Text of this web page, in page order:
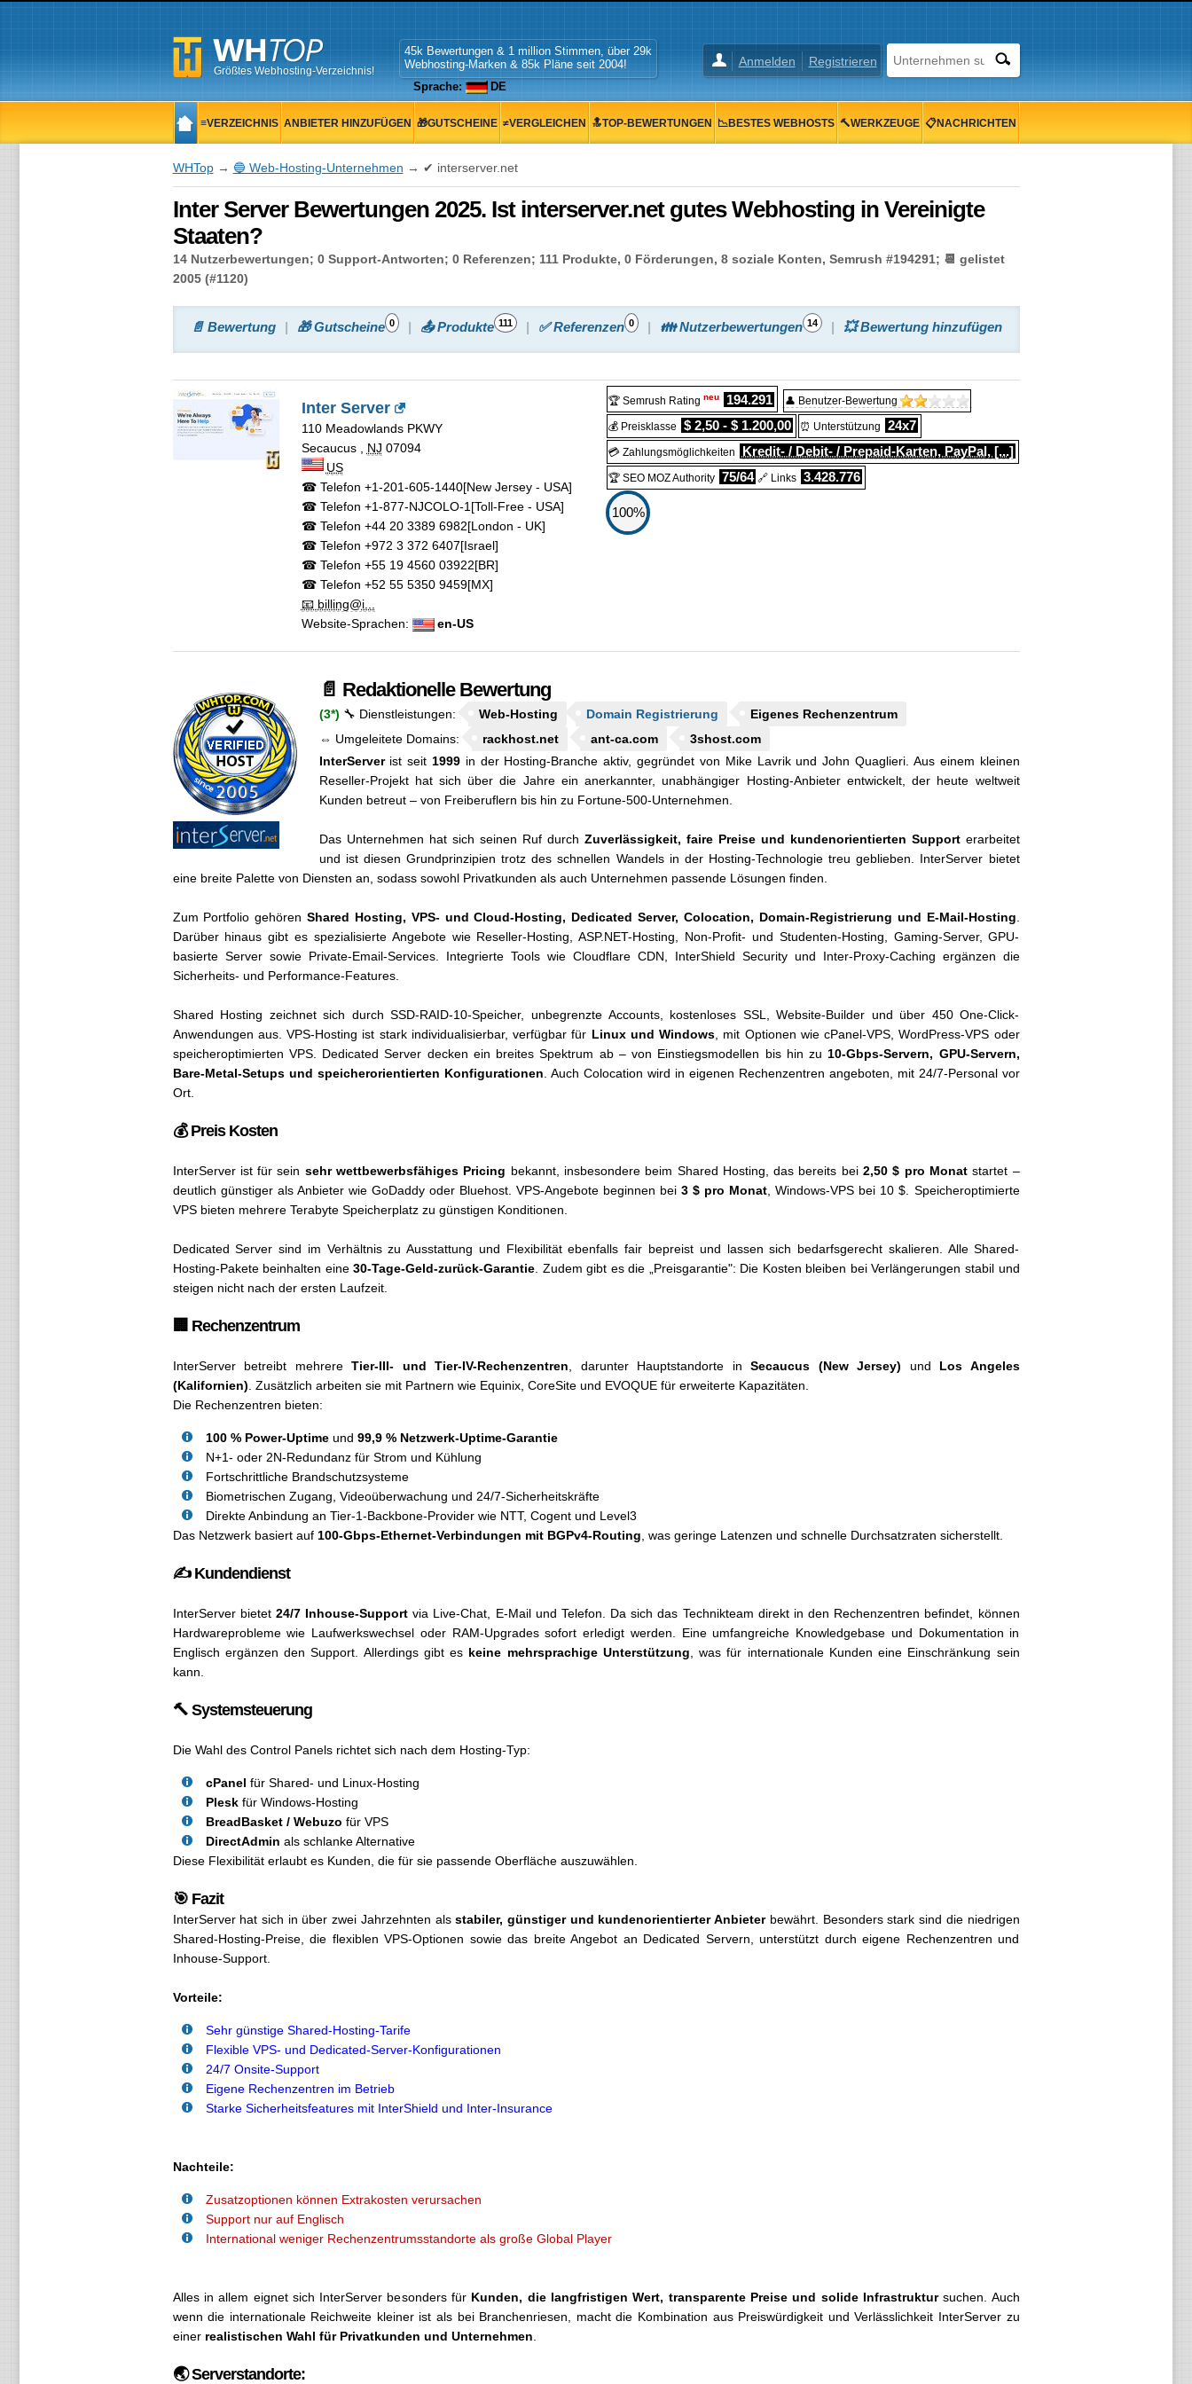
Größtes Webhosting-Verzeichnis!
Anmelden Registrieren
45k Bewertungen & 1 million Stimmen, über 29k
Webhosting-Marken & 85k Pläne seit 2004!
Sprache:
DE
≡VERZEICHNIS ANBIETER HINZUFÜGEN 🎁GUTSCHEINE ≠VERGLEICHEN 🔝TOP-BEWERTUNGEN 📉BESTES WEBHOSTS 🔨WERKZEUGE 📋NACHRICHTEN
WHTop→ 🔵 Web-Hosting-Unternehmen → ✔ interserver.net
Inter Server Bewertungen 2025. Ist interserver.net gutes Webhosting in Vereinigte
Staaten?
14 Nutzerbewertungen; 0 Support-Antworten; 0 Referenzen; 111 Produkte, 0 Förderungen, 8 soziale Konten, Semrush #194291; 📆 gelistet
2005 (#1120)
📄 Bewertung 🎁 Gutscheine 0 📤 Produkte 111 ✅ Referenzen 0 👪 Nutzerbewertungen 14 💥 Bewertung hinzufügen
Inter Server
110 Meadowlands PKWY
Secaucus, NJ 07094
US
☎ Telefon +1-201-605-1440[New Jersey - USA]
☎ Telefon +1-877-NJCOLO-1 [Toll-Free - USA]
☎ Telefon +44 20 3389 6982[London - UK]
☎ Telefon +972 3 372 6407[Israel]
☎ Telefon +55 19 4560 03922[BR]
☎ Telefon +52 55 5350 9459[MX]
📧 billing@i...
Website-Sprachen:
en-US
🏆 Semrush Rating neu 194.291 👤 Benutzer-Bewertung
💰 Preisklasse $ 2,50 - $ 1.200,00 ⏰ Unterstützung 24x7
💳 Zahlungsmöglichkeiten Kredit- / Debit- / Prepaid-Karten, PayPal, [...]
🏆 SEO MOZ Authority 75/64 🔗 Links 3.428.776
100%
📄 Redaktionelle Bewertung
(3*) 🔧 Dienstleistungen: Web-Hosting Domain Registrierung
Eigenes Rechenzentrum
⇔ Umgeleitete Domains:
rackhost.net ant-ca.com
3shost.com
InterServerist seit 1999in der Hosting-Branche aktiv, gegründet von Mike Lavrik und John Quaglieri. Aus einem kleinen
Reseller-Projekt hat sich über die Jahre ein anerkannter, unabhängiger Hosting-Anbieter entwickelt, der heute weltweit
Kunden betreut – von Freiberuflern bis hin zu Fortune-500-Unternehmen.
Das Unternehmen hat sich seinen Ruf durch Zuverlässigkeit, faire Preise und kundenorientierten Supporterarbeitet
und ist diesen Grundprinzipien trotz des schnellen Wandels in der Hosting-Technologie treu geblieben. InterServer bietet
eine breite Palette von Diensten an, sodass sowohl Privatkunden als auch Unternehmen passende Lösungen finden.
Zum Portfolio gehörenShared Hosting, VPS- und Cloud-Hosting, Dedicated Server, Colocation, Domain-Registrierung und E-Mail-Hosting
Darüber hinaus gibt es spezialisierte Angebote wie Reseller-Hosting, ASP.NET-Hosting, Non-Profit- und Studenten-Hosting, Gaming-Server, GPU-
basierte Server sowie Private-Email-Services. Integrierte Tools wie Cloudflare CDN, InterShield Security und Inter-Proxy-Caching ergänzen die
Sicherheits- und Performance-Features.
Shared Hosting zeichnet sich durch SSD-RAID-10-Speicher, unbegrenzte Accounts, kostenloses SSL, Website-Builder und über 450 One-Click-
Anwendungen aus. VPS-Hosting ist stark individualisierbar, verfügbar für Linux und Windows , mit Optionen wie cPanel-VPS, WordPress-VPS oder
speicheroptimierten VPS. Dedicated Server decken ein breites Spektrum ab – von Einstiegsmodellen bis hin zu 10-Gbps-Servern, GPU-Servern,
Bare-Metal-Setups und speicherorientierten Konfigurationen . Auch Colocation wird in eigenen Rechenzentren angeboten, mit 24/7-Personal vor
Ort.
💰 Preis Kosten
InterServer ist für sein sehr wettbewerbsfähiges Pricing bekannt, insbesondere beim Shared Hosting, das bereits bei2,50 $ pro Monatstartet –
deutlich günstiger als Anbieter wie GoDaddy oder Bluehost. VPS-Angebote beginnen bei3 $ pro Monat , Windows-VPS bei 10 $. Speicheroptimierte
VPS bieten mehrere Terabyte Speicherplatz zu günstigen Konditionen.
Dedicated Server sind im Verhältnis zu Ausstattung und Flexibilität ebenfalls fair bepreist und lassen sich bedarfsgerecht skalieren. Alle Shared-
Hosting-Pakete beinhalten eine30-Tage-Geld-zurück-Garantie . Zudem gibt es die „Preisgarantie": Die Kosten bleiben bei Verlängerungen stabil und
steigen nicht nach der ersten Laufzeit.
🏢 Rechenzentrum
InterServer betreibt mehrere Tier-III- und Tier-IV-Rechenzentren , darunter Hauptstandorte in Secaucus (New Jersey) und Los Angeles
(Kalifornien) . Zusätzlich arbeiten sie mit Partnern wie Equinix, CoreSite und EVOQUE für erweiterte Kapazitäten.
Die Rechenzentren bieten:
100 % Power-Uptimeund 99,9 % Netzwerk-Uptime-Garantie
N+1- oder 2N-Redundanz für Strom und Kühlung
Fortschrittliche Brandschutzsysteme
Biometrischen Zugang, Videoüberwachung und 24/7-Sicherheitskräfte
Direkte Anbindung an Tier-1-Backbone-Provider wie NTT, Cogent und Level3
Das Netzwerk basiert auf 100-Gbps-Ethernet-Verbindungen mit BGPv4-Routing , was geringe Latenzen und schnelle Durchsatzraten sicherstellt.
✍️ Kundendienst
InterServer bietet 24/7 Inhouse-Support via Live-Chat, E-Mail und Telefon. Da sich das Technikteam direkt in den Rechenzentren befindet, können
Hardwareprobleme wie Laufwerkswechsel oder RAM-Upgrades sofort erledigt werden. Eine umfangreiche Knowledgebase und Dokumentation in
Englisch ergänzen den Support. Allerdings gibt es keine mehrsprachige Unterstützung , was für internationale Kunden eine Einschränkung sein
kann.
🔨 Systemsteuerung
Die Wahl des Control Panels richtet sich nach dem Hosting-Typ:
cPanel für Shared- und Linux-Hosting
Pleskfür Windows-Hosting
BreadBasket / Webuzo für VPS
DirectAdmin als schlanke Alternative
Diese Flexibilität erlaubt es Kunden, die für sie passende Oberfläche auszuwählen.
🎯 Fazit
InterServer hat sich in über zwei Jahrzehnten alsstabiler, günstiger und kundenorientierter Anbieterbewährt. Besonders stark sind die niedrigen
Shared-Hosting-Preise, die flexiblen VPS-Optionen sowie das breite Angebot an Dedicated Servern, unterstützt durch eigene Rechenzentren und
Inhouse-Support.
Vorteile:
Sehr günstige Shared-Hosting-Tarife
Flexible VPS- und Dedicated-Server-Konfigurationen
24/7 Onsite-Support
Eigene Rechenzentren im Betrieb
Starke Sicherheitsfeatures mit InterShield und Inter-Insurance
Nachteile:
Zusatzoptionen können Extrakosten verursachen
Support nur auf Englisch
International weniger Rechenzentrumsstandorte als große Global Player
Alles in allem eignet sich InterServer besonders für Kunden, die langfristigen Wert, transparente Preise und solide Infrastruktursuchen. Auch
wenn die internationale Reichweite kleiner ist als bei Branchenriesen, macht die Kombination aus Preiswürdigkeit und Verlässlichkeit InterServer zu
einer realistischen Wahl für Privatkunden und Unternehmen
🌏 Serverstandorte: